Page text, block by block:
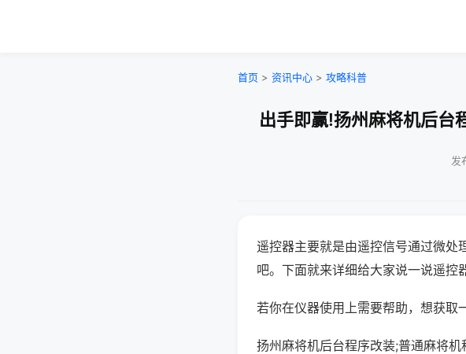
首页 > 资讯中心 > 攻略科普
出手即赢!扬州麻将机后台
发
遥控器主要就是由遥控信号通过微处
吧。下面就来详细给大家说一说遥控
若你在仪器使用上需要帮助，想获取
扬州麻将机后台程序改装;普通麻将